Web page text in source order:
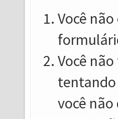
Você
Você
tentando
você